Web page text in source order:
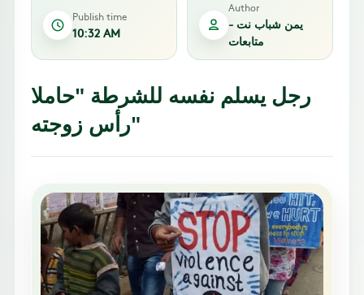
Publish time
10:32 AM
Author
يمن شباب نت -
متابعات
رجل يسلم نفسه للشرطة "حاملا
رأس زوجته"